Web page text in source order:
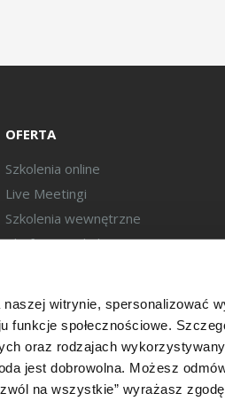
witrynie, spersonalizować
społecznościowe.
oraz rodzajach
jest dobrowolna. Możesz
na wszystkie” wyrażasz
OFERTA
Szkolenia online
Live Meetingi
Szkolenia wewnętrzne
Platforma szkoleniowa